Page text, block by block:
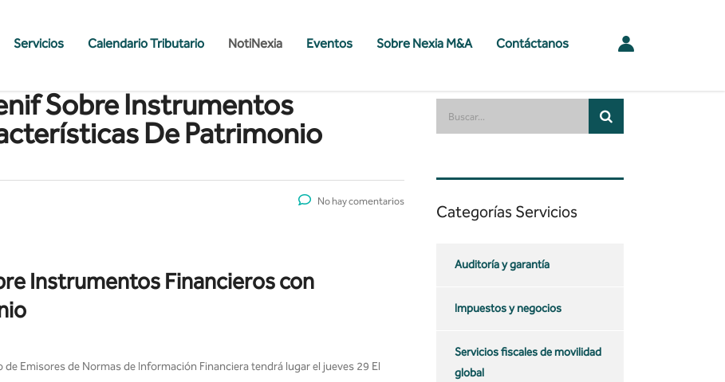
Servicios Calendario Tributario NotiNexia Eventos Sobre Nexia M&A Contáctanos
Sobre Instrumentos
De Patrimonio
No hay comentarios
Instrumentos Financieros con
Emisores de Normas de Información Financiera tendrá lugar el jueves 29 El
Categorías Servicios
Auditoría y garantía
Impuestos y negocios
Servicios fiscales de movilidad
global